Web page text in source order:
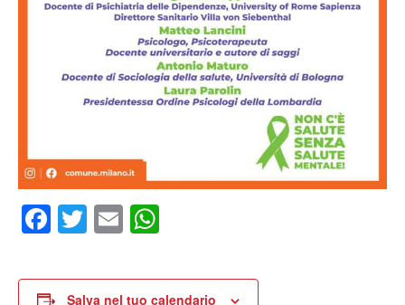
Facebook
Twitter
Email
Salva nel tuo calendario